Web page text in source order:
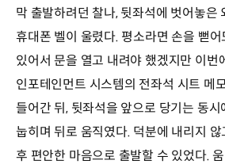
막 출발하려던 찰나, 뒷좌석에 벗어놓은
휴대폰 벨이 울렸다. 평소라면 손을 뻗어
있어서 문을 열고 내려야 했겠지만 이번
인포테인먼트 시스템의 전좌석 시트 메
들어간 뒤, 뒷좌석을 앞으로 당기는 동
눕히며 뒤로 움직였다. 덕분에 내리지
후 편안한 마음으로 출발할 수 있었다.